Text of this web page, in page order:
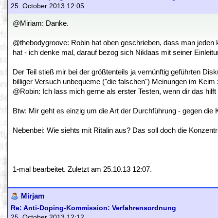
25. October 2013 12:05
@Miriam: Danke.
@thebodygroove: Robin hat oben geschrieben, dass man
hat - ich denke mal, darauf bezog sich Niklaas mit seiner
Der Teil stieß mir bei der größtenteils ja vernünftig geführten
billiger Versuch unbequeme ("die falschen") Meinungen im
@Robin: Ich lass mich gerne als erster Testen, wenn dir das
Btw: Mir geht es einzig um die Art der Durchführung - gegen die
Nebenbei: Wie siehts mit Ritalin aus? Das soll doch die
1-mal bearbeitet. Zuletzt am 25.10.13 12:07.
Mirjam
Re: Anti-Doping-Kommission: Verfahrensordnung